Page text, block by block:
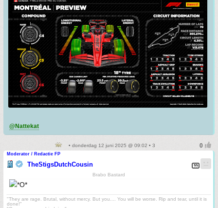
@Nattekat
• donderdag 12 juni 2025 @ 09:02 • 3
Moderator / Redactie FP
TheStigsDutchCousin
Brabo Bastard
"They are rage. Brutal, without mercy. But you.... You will be worse. Rip and tear, until it is
done!"